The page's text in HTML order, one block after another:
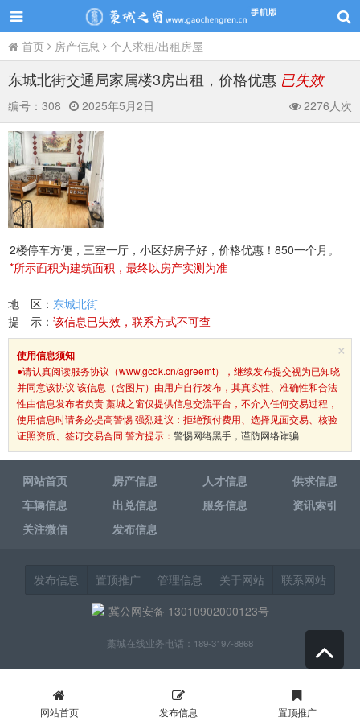
首页 房产信息 个人求租/出租房屋
东城北街交通局家属楼3房出租，价格优惠 已失效
编号： 308 2025年5月2日 2276人次
2楼停车方便，三室一厅，小区好房子好，价格优惠！850一个月。
*所示面积为建筑面积，最终以房产实测为准
地 区： 东城北街
提 示： 该信息已失效，联系方式不可查
×
使用信息须知
●请认真阅读服务协议（www.gcok.cn/agreemt），继续发布提交视为已知晓
并同意该协议 该信息（含图片）由用户自行发布，其真实性、准确性和合法
性由信息发布者负责 藁城之窗仅提供信息交流平台，不介入任何交易过程，
使用信息时请务必提高警惕 强烈建议：拒绝预付费用、选择见面交易、核验
证照资质、签订交易合同 警方提示： 警惕网络黑手，谨防网络诈骗
网站首页 房产信息 人才信息
供求信息
车辆信息
出兑信息 服务信息
资讯索引
关注微信
发布信息
发布信息 置顶推广 管理信息 关于网站
联系网站
冀公网安备 13010902000123号
藁城在线业务电话：189-3197-8868
网站首页 发布信息 置顶推广